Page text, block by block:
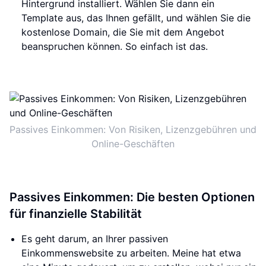
Hintergrund installiert. Wählen Sie dann ein
Template aus, das Ihnen gefällt, und wählen Sie die
kostenlose Domain, die Sie mit dem Angebot
beanspruchen können. So einfach ist das.
Passives Einkommen: Von Risiken, Lizenzgebühren und
Online-Geschäften
Passives Einkommen: Die besten Optionen
für finanzielle Stabilität
Es geht darum, an Ihrer passiven
Einkommenswebsite zu arbeiten. Meine hat etwa